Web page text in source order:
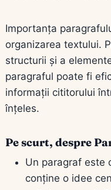
Importanța
organizarea textului.
structurii și a
paragraful poate fi
informații cititorului
înțeles.
Pe scurt, despre
Un paragraf este
conține o idee